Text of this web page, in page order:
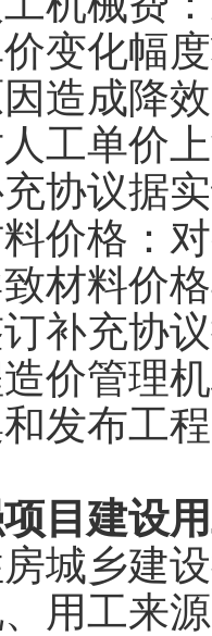
变化幅
造成降
工单价
协议据
格：对
材料价
补充协
价管理
发布工
建设用
房城乡建
用工来